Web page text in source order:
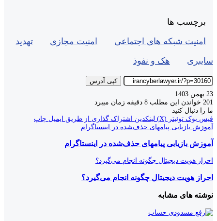
برچسب ها
امنیت شبکه های اجتماعی
امنیت مجازی
تهدید
سایبری
هک و نفوذ
کپی آدرس
23 بهمن 1403
201 خواندن این مطلب 8 دقیقه زمان میبرد
ما را دنبال کنید
فیس بوک توئیتر (X) لینکدین اشتراک گذاری از طریق ایمیل چاپ
آموزش بازیابی پیامهای حذف‌‌‌شده در اینستاگرام
آموزش بازیابی پیامهای حذف‌‌‌شده در اینستاگرام
احراز هویت دیجیتال چگونه انجام می‌گیرد؟
احراز هویت دیجیتال چگونه انجام می‌گیرد؟
نوشته های مشابه